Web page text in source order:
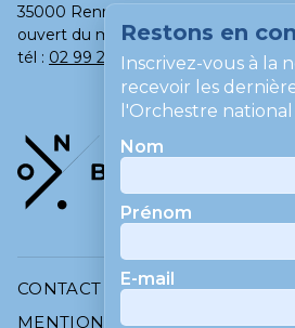
35000 Rennes
ouvert du mardi au samedi, de 13h à
tél : 02 99 275 275
CONTACT
MENTIONS LÉGALES
Restons en
Inscrivez-vous à la
recevoir les
l'Orchestre
Nom
Prénom
E-mail